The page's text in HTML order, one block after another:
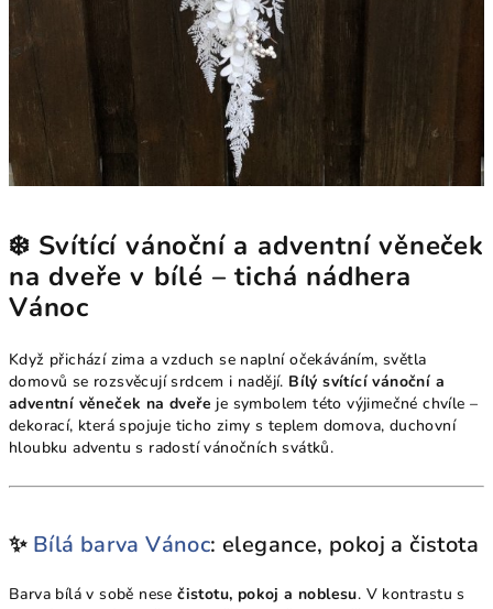
❄️ Svítící vánoční a adventní věneček
na dveře v bílé – tichá nádhera
Vánoc
Když přichází zima a vzduch se naplní očekáváním, světla
domovů se rozsvěcují srdcem i nadějí. Bílý svítící vánoční a
adventní věneček na dveře je symbolem této výjimečné chvíle –
dekorací, která spojuje ticho zimy s teplem domova, duchovní
hloubku adventu s radostí vánočních svátků.
✨ Bílá barva Vánoc: elegance, pokoj a čistota
Barva bílá v sobě nesečistotu, pokoj a noblesu. V kontrastu s